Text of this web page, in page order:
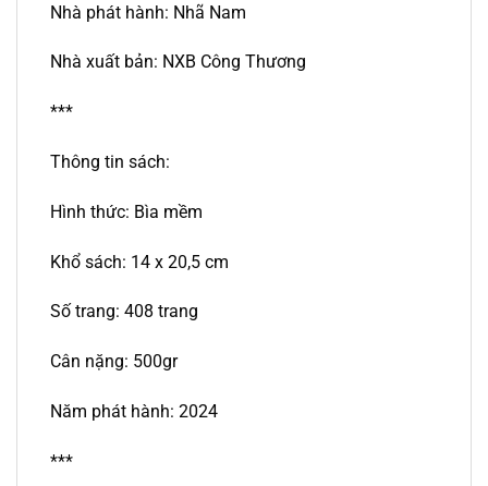
Nhà phát hành: Nhã Nam
Nhà xuất bản: NXB Công Thương
***
Thông tin sách:
Hình thức: Bìa mềm
Khổ sách: 14 x 20,5 cm
Số trang: 408 trang
Cân nặng: 500gr
Năm phát hành: 2024
***